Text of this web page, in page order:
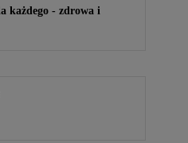
każdego - zdrowa i